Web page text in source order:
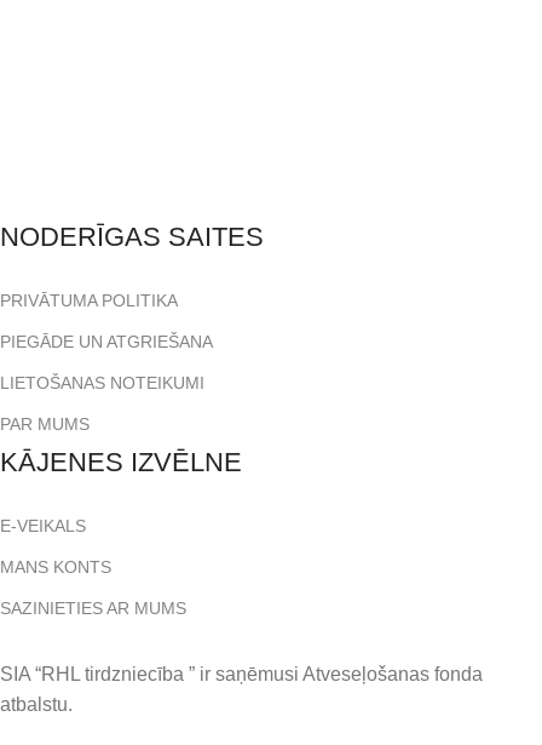
NODERĪGAS SAITES
PRIVĀTUMA POLITIKA
PIEGĀDE UN ATGRIEŠANA
LIETOŠANAS NOTEIKUMI
PAR MUMS
KĀJENES IZVĒLNE
E-VEIKALS
MANS KONTS
SAZINIETIES AR MUMS
SIA “RHL tirdzniecība ” ir saņēmusi Atveseļošanas fonda
atbalstu.